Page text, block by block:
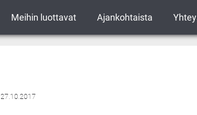
Meihin luottavat Ajankohtaista
27.10.2017